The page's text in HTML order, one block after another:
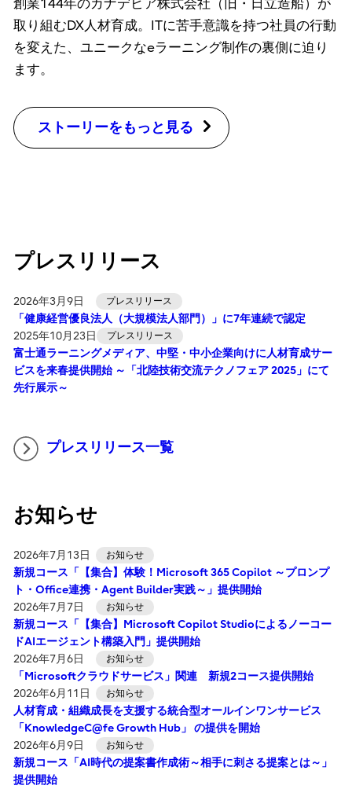
創業144年のカナデビア株式会社（旧・日立造船）が
取り組むDX人材育成。ITに苦手意識を持つ社員の行動
を変えた、ユニークなeラーニング制作の裏側に迫り
ます。
ストーリーをもっと見る
プレスリリース
2026年3月9日 プレスリリース
「健康経営優良法人（大規模法人部門）」に7年連続で認定
2025年10月23日
プレスリリース
富士通ラーニングメディア、中堅・中小企業向けに人材育成サー
ビスを来春提供開始 ～「北陸技術交流テクノフェア 2025」にて
先行展示～
プレスリリース一覧
お知らせ
2026年7月13日 お知らせ
新規コース「【集合】体験！Microsoft 365 Copilot ～プロンプ
ト・Office連携・Agent Builder実践～」提供開始
2026年7月7日
お知らせ
新規コース「【集合】Microsoft Copilot Studioによるノーコー
ドAIエージェント構築入門」提供開始
2026年7月6日
お知らせ
「Microsoftクラウドサービス」関連 新規2コース提供開始
2026年6月11日
お知らせ
人材育成・組織成長を支援する統合型オールインワンサービス
「KnowledgeC@fe Growth Hub」 の提供を開始
2026年6月9日
お知らせ
新規コース「AI時代の提案書作成術～相手に刺さる提案とは～」
提供開始